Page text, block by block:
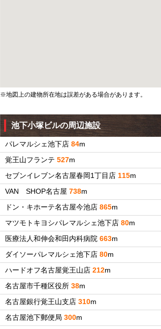
※地図上の建物所在地は誤差がある場合があります。
池下小塚ビルの周辺施設
パレマルシェ池下店 84m
覚王山フランテ 527m
セブンイレブン名古屋春岡1丁目店 115m
VAN SHOP名古屋 738m
ドン・キホーテ名古屋今池店 865m
マツモトキヨシパレマルシェ池下店 80m
医療法人和伸会和田内科病院 663m
ダイソーパレマルシェ池下店 80m
ハードオフ名古屋覚王山店 212m
名古屋市千種区役所 38m
名古屋銀行覚王山支店 310m
名古屋池下郵便局 300m